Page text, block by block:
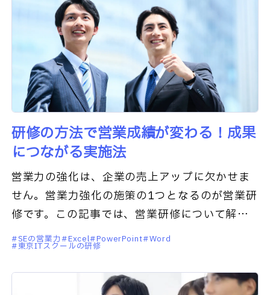
研修の方法で営業成績が変わる！成果
につながる実施法
営業力の強化は、企業の売上アップに欠かせま
せん。営業力強化の施策の1つとなるのが営業研
修です。この記事では、営業研修について解説
します。この記事を読むと、以下の点が理解で
きます。営業研修のプロ
SEの営業力 Excel PowerPoint Word
東京ITスクールの研修